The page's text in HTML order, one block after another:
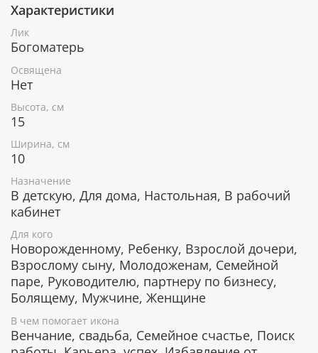
При окончательном оформлении образа
использовались специальные фронтажные грунты,
выравнивающие лаки и темперные краски. Венец и
поля иконы вручную украшены рельефным
орнаментом и натуральным жемчугом или
полудрагоценными камнями.
В чем помогает икона Богоматери
"Казанская"
От телесных недугов, проблем со зрением.
Для духовного прозрения, в поисках верного
пути.
Помогает военным, защищающим свою
Родину, оберегает землю от врагов.
Дарует счастье молодоженам - этой иконой
благословляют молодых.
Семейным парам помогает избежать ссор и
раздоров.
Особо благосклонно относится к детям:
защищает их от несчастий и печалей.
Характеристики
Лик
Богоматерь
Освящена
Нет
Высота, см
15
Ширина, см
10
Назначение
В детскую, Для дома, Настольная, В рабочий
кабинет
Для кого
Новорожденному, Ребенку, Взрослой дочери,
Взрослому сыну, Молодоженам, Семейной
паре, Руководителю, партнеру по бизнесу,
Болящему, Мужчине, Женщине
В чем помогает икона
Венчание, свадьба, Семейное счастье, Поиск